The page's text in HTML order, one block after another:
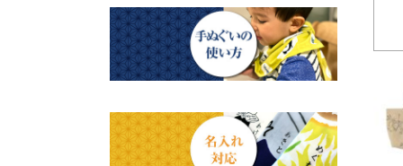
浮世絵・名画名作・古典
四季
赤ちゃん甚平
チーフ・風呂敷
ステーショナリー
タペストリー・掛軸・パネル
額
母の日ギフト
結婚祝い